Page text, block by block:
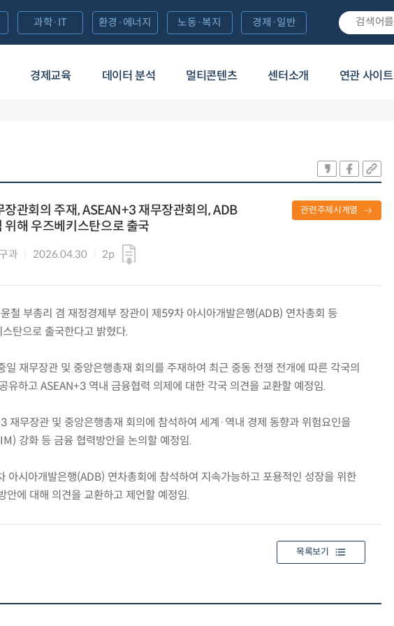
경제교육 데이터 분석 멀티콘텐츠 센터소개 연관 사이트
과학·IT 환경·에너지 노동·복지 경제·일반
관회의 주재, ASEAN+3 재무장관회의, ADB
해 우즈베키스탄으로 출국
과 2026.04.30 2p
관련주제시계열
철 부총리 겸 재정경제부 장관이 제59차 아시아개발은행(ADB) 연차총회 등
탄으로 출국한다고 밝혔다.
재무장관 및 중앙은행총재 회의를 주재하여 최근 중동 전쟁 전개에 따른 각국의
유하고 ASEAN+3 역내 금융협력 의제에 대한 각국 의견을 교환할 예정임.
재무장관 및 중앙은행총재 회의에 참석하여 세계·역내 경제 동향과 위험요인을
강화 등 금융 협력방안을 논의할 예정임.
시아개발은행(ADB) 연차총회에 참석하여 지속가능하고 포용적인 성장을 위한
안에 대해 의견을 교환하고 제언할 예정임.
목록보기